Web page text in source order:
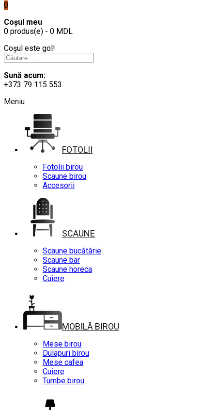
0
Coșul meu
0 produs(e) - 0 MDL
Coșul este gol!
Sună acum:
+373 79 115 553
Meniu
FOTOLII
Fotolii birou
Scaune birou
Accesorii
SCAUNE
Scaune bucătărie
Scaune bar
Scaune horeca
Cuiere
MOBILĂ BIROU
Mese birou
Dulapuri birou
Mese cafea
Cuiere
Tumbe birou